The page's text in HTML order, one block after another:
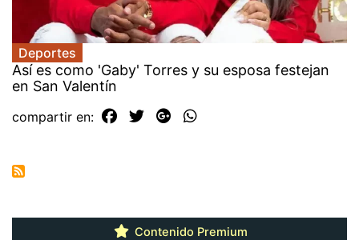
Deportes
Así es como 'Gaby' Torres y su esposa festejan
en San Valentín
compartir en:
Contenido Premium